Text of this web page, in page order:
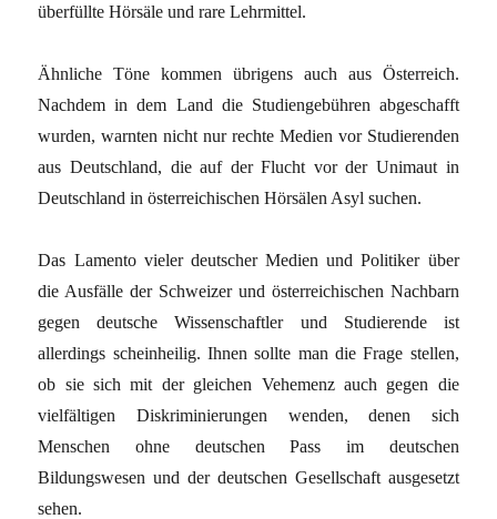
überfüllte Hörsäle und rare Lehrmittel.
Ähnliche Töne kommen übrigens auch aus Österreich.
Nachdem in dem Land die Studiengebühren abgeschafft
wurden, warnten nicht nur rechte Medien vor Studierenden
aus Deutschland, die auf der Flucht vor der Unimaut in
Deutschland in österreichischen Hörsälen Asyl suchen.
Das Lamento vieler deutscher Medien und Politiker über
die Ausfälle der Schweizer und österreichischen Nachbarn
gegen deutsche Wissenschaftler und Studierende ist
allerdings scheinheilig. Ihnen sollte man die Frage stellen,
ob sie sich mit der gleichen Vehemenz auch gegen die
vielfältigen Diskriminierungen wenden, denen sich
Menschen ohne deutschen Pass im deutschen
Bildungswesen und der deutschen Gesellschaft ausgesetzt
sehen.